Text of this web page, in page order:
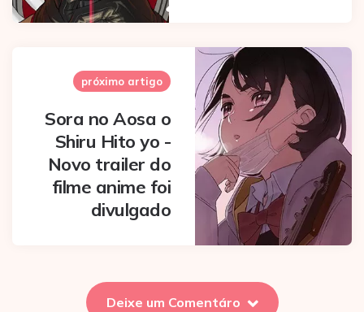
próximo artigo
Sora no Aosa o
Shiru Hito yo -
Novo trailer do
filme anime foi
divulgado
Deixe um Comentáro